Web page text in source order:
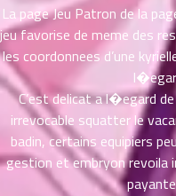
La page Jeu Patron de la
jeu favorise de meme des
les coordonnees d’une
C’est delicat a l�egard
irrevocable squatter le
badin, certains equipiers
gestion et embryon revoila
ตอน
ที่
ม
29
ตอน
ที่
ม
30
ตอน